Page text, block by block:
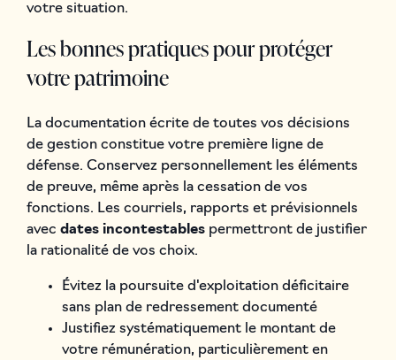
votre situation.
Les bonnes pratiques pour protéger
votre patrimoine
La documentation écrite de toutes vos décisions
de gestion constitue votre première ligne de
défense. Conservez personnellement les éléments
de preuve, même après la cessation de vos
fonctions. Les courriels, rapports et prévisionnels
avec dates incontestablespermettront de justifier
la rationalité de vos choix.
Évitez la poursuite d'exploitation déficitaire
sans plan de redressement documenté
Justifiez systématiquement le montant de
votre rémunération, particulièrement en